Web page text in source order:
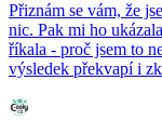
Přiznám se vám, že
nic. Pak mi ho
říkala - proč jsem to
výsledek překvapí i